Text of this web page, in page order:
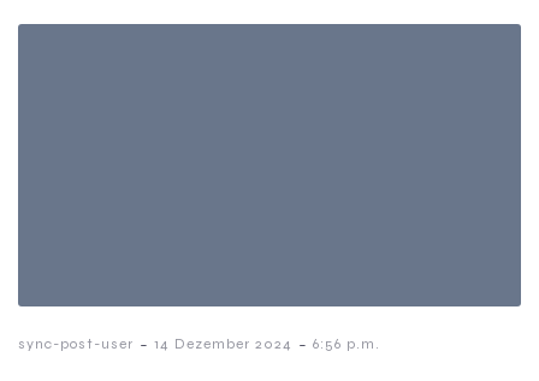
sync-post-user - 14 Dezember 2024 - 6:56 p.m.